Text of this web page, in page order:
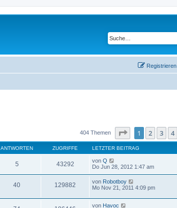
Registrieren
404 Themen Seite von9
1 2 3 4
ANTWORTEN ZUGRIFFE LETZTER BEITRAG
5 43292 von Q
Do Jun 28, 2012 1:47 am
40 129882 von Robotboy
Mo Nov 21, 2011 4:09 pm
von Havoc